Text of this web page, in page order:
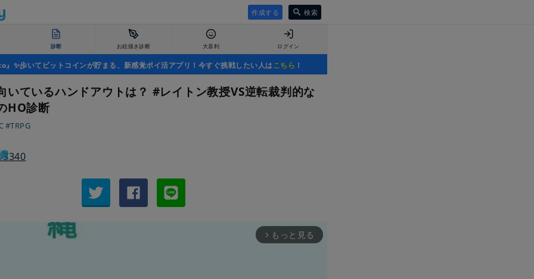
作成する 検索
診断 お絵描き診断 大喜利 ログイン
』✨歩いてビットコインが貯まる、新感覚ポイ活アプリ！今すぐ挑戦したい人はこちら ！
いているハンドアウトは？ #レイトン教授VS逆転裁判的な
HO診断
#TRPG
arrow_forward_ios もっと見る